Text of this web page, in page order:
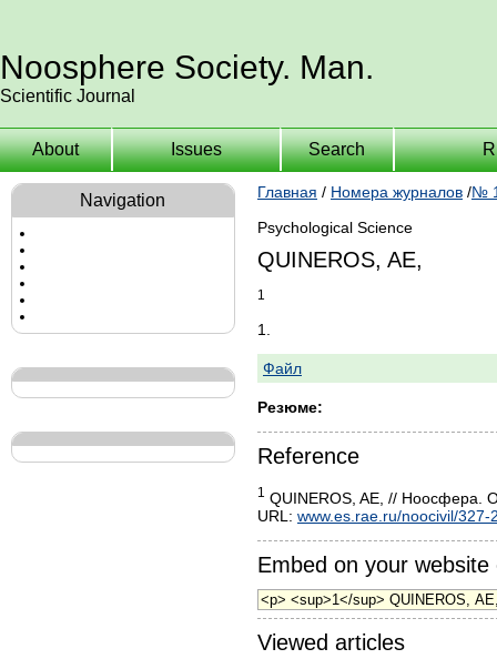
Noosphere Society. Man.
Scientific Journal
About Issues Search
Navigation Главная / Номера журналов /№
Psychological Science
QUINEROS, AE,
1
1.
Файл
Резюме:
Reference
1 QUINEROS, AE, // Ноосфера.
URL: www.es.rae.ru/noocivil/327-
Embed on your website
Viewed articles